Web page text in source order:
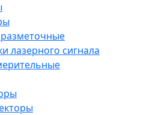
лазерного сигнала